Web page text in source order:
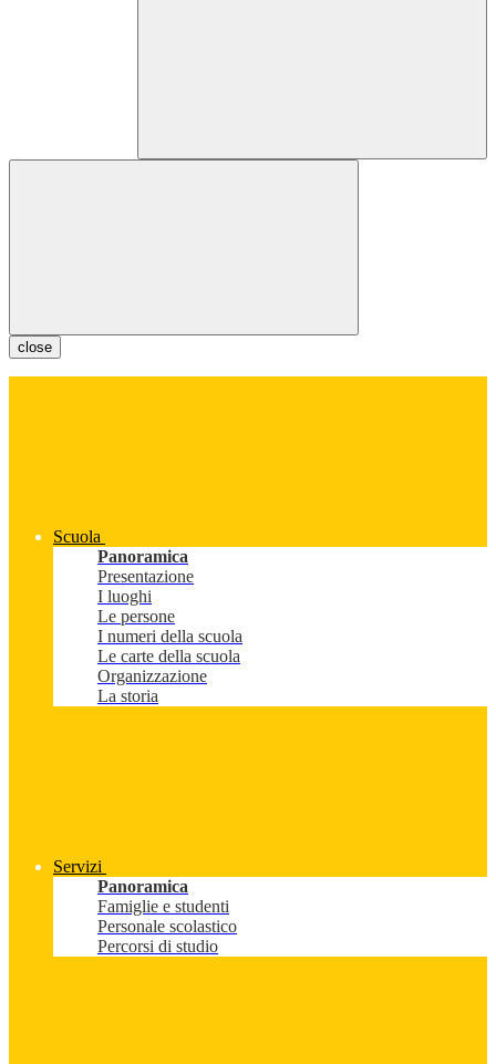
close
Scuola
Panoramica
Presentazione
I luoghi
Le persone
I numeri della scuola
Le carte della scuola
Organizzazione
La storia
Servizi
Panoramica
Famiglie e studenti
Personale scolastico
Percorsi di studio